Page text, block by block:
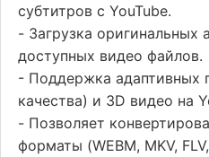
субтитров с YouTube.
- Загрузка оригинальных
доступных видео файлов.
- Поддержка адаптивных
качества) и 3D видео на
- Позволяет
форматы (WEBM, MKV,